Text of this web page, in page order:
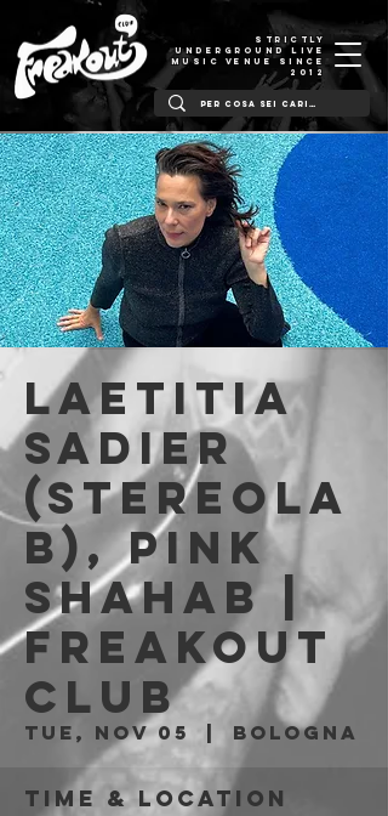
STRICTLY
UNDERGROUND LIVE
MUSIC VENUE SINCE
2012
Laetitia
Sadier
(stereola
b), Pink
Shahab |
Freakout
Club
Tue, Nov 05
  |
Bologna
Time & Location